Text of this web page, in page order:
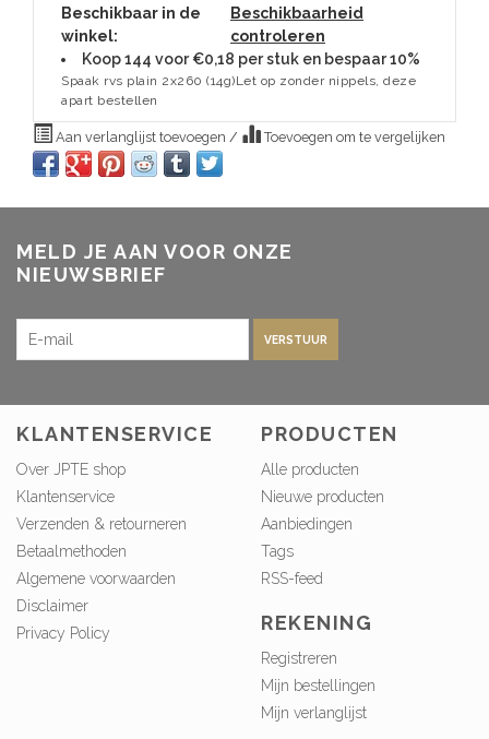
Beschikbaar in de
winkel:
Beschikbaarheid
controleren
Koop 144 voor €0,18 per stuk en bespaar 10%
Spaak rvs plain 2x260 (14g)Let op zonder nippels, deze
apart bestellen
Aan verlanglijst toevoegen / Toevoegen om te vergelijken
MELD JE AAN VOOR ONZE
NIEUWSBRIEF
VERSTUUR
KLANTENSERVICE
Over JPTE shop
Klantenservice
Verzenden & retourneren
Betaalmethoden
Algemene voorwaarden
Disclaimer
Privacy Policy
PRODUCTEN
Alle producten
Nieuwe producten
Aanbiedingen
Tags
RSS-feed
REKENING
Registreren
Mijn bestellingen
Mijn verlanglijst